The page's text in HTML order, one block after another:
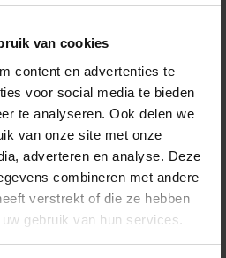
van cookies
content en advertenties te
voor social media te bieden
te analyseren. Ook delen we
van onze site met onze
adverteren en analyse. Deze
combineren met andere
verstrekt of die ze hebben
gebruik van hun services.
producten